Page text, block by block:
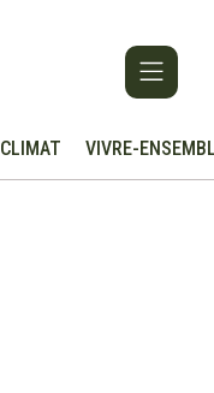
CLIMAT VIVRE-